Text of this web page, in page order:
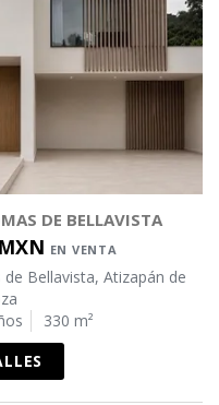
DE BELLAVISTA
EN VENTA
Bellavista, Atizapán de
330 m²